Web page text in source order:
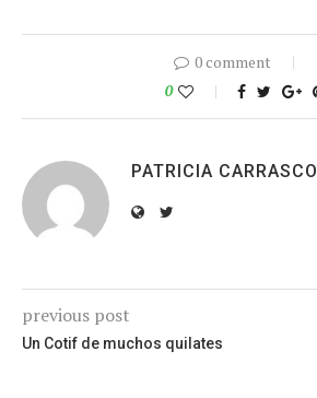
0 comment
0
PATRICIA CARRASCO
previous post
Un Cotif de muchos quilates